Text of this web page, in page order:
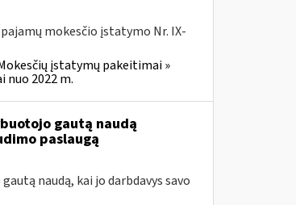
mokesčio įstatymo Nr. IX-
įstatymų pakeitimai »
2022 m.
gautą naudą
paslaugą
naudą, kai jo darbdavys savo